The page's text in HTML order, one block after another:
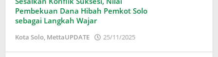
Pembekuan Dana Hibah Pemkot Solo
sebagai Langkah Wajar
Kota Solo, MettaUPDATE 25/11/2025